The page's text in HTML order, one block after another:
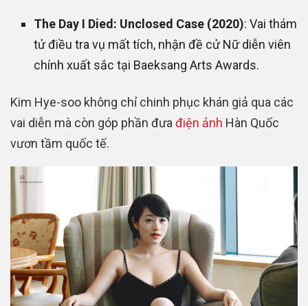
The Day I Died: Unclosed Case (2020): Vai thám
tử điều tra vụ mất tích, nhận đề cử Nữ diễn viên
chính xuất sắc tại Baeksang Arts Awards.
Kim Hye-soo không chỉ chinh phục khán giả qua các
vai diễn mà còn góp phần đưa điện ảnh Hàn Quốc
vươn tầm quốc tế.